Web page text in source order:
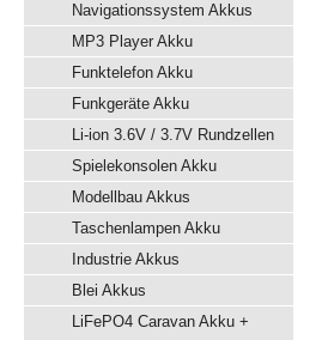
Navigationssystem Akkus
MP3 Player Akku
Funktelefon Akku
Funkgeräte Akku
Li-ion 3.6V / 3.7V Rundzellen
Spielekonsolen Akku
Modellbau Akkus
Taschenlampen Akku
Industrie Akkus
Blei Akkus
LiFePO4 Caravan Akku +